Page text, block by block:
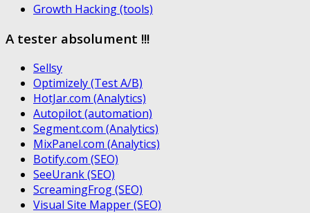
Growth Hacking (tools)
A tester absolument !!!
Sellsy
Optimizely (Test A/B)
HotJar.com (Analytics)
Autopilot (automation)
Segment.com (Analytics)
MixPanel.com (Analytics)
Botify.com (SEO)
SeeUrank (SEO)
ScreamingFrog (SEO)
Visual Site Mapper (SEO)